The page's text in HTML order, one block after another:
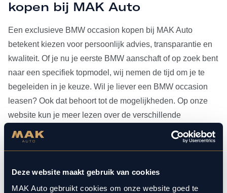
Deze website maakt gebruik van cookies
MAK Auto gebruikt cookies om onze website goed te
kopen bij MAK Auto
Een exclusieve BMW occasion kopen bij MAK Auto
betekent kiezen voor persoonlijk advies, transparantie en
kwaliteit. Of je nu je eerste BMW aanschaft of op zoek bent
naar een specifiek topmodel, wij nemen de tijd om je te
begeleiden in je keuze. Wil je liever een BMW occasion
leasen? Ook dat behoort tot de mogelijkheden. Op onze
website kun je meer lezen over de verschillende
leasevormen.
Heb je je BMW occasion eenmaal gevonden, dan kun je